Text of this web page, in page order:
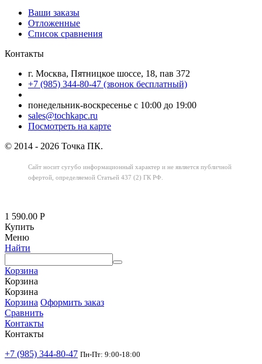
Ваши заказы
Отложенные
Список сравнения
Контакты
г. Москва, Пятницкое шоссе, 18, пав 372
+7 (985) 344-80-47 (звонок бесплатный)
понедельник-воскресенье с 10:00 до 19:00
sales@tochkapc.ru
Посмотреть на карте
© 2014 - 2026 Точка ПК.
Сайт носит сугубо информационный характер и не является публичной
офертой, определяемой Статьей 437 (2) ГК РФ.
1 590.00 Р
Купить
Меню
Найти
Корзина
Корзина
Корзина
Корзина Оформить заказ
Сравнить
Контакты
Контакты
+7 (985) 344-80-47 Пн-Пт: 9:00-18:00